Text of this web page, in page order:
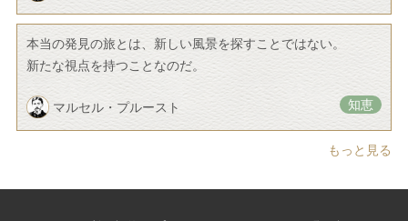
本当の発見の旅とは、新しい風景を探すことではない。
新たな視点を持つことなのだ。
マルセル・プルースト 知恵
もっと見る